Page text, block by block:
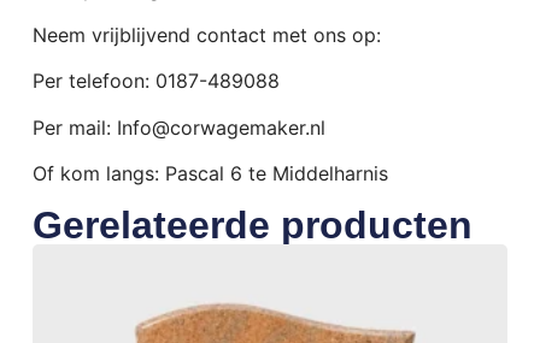
Neem vrijblijvend contact met ons op:
Per telefoon: 0187-489088
Per mail: Info@corwagemaker.nl
Of kom langs: Pascal 6 te Middelharnis
Gerelateerde producten